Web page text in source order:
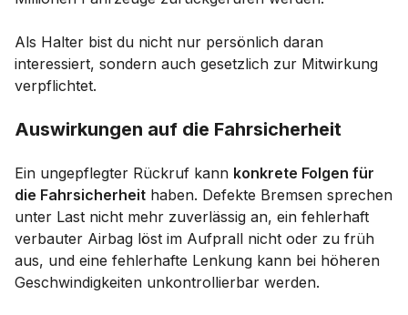
Als Halter bist du nicht nur persönlich daran
interessiert, sondern auch gesetzlich zur Mitwirkung
verpflichtet.
Auswirkungen auf die Fahrsicherheit
Ein ungepflegter Rückruf kann konkrete Folgen für
die Fahrsicherheit haben. Defekte Bremsen sprechen
unter Last nicht mehr zuverlässig an, ein fehlerhaft
verbauter Airbag löst im Aufprall nicht oder zu früh
aus, und eine fehlerhafte Lenkung kann bei höheren
Geschwindigkeiten unkontrollierbar werden.